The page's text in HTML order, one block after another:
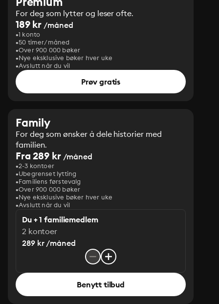
For deg som lytter og leser ofte.
189 kr /måned
1 konto
50 timer/måned
Over 900 000 bøker
Nye eksklusive bøker hver uke
Avslutt når du vil
Prøv gratis
Family
For deg som ønsker å dele historier med
familien.
Fra 289 kr/måned
2-3 kontoer
Ubegrenset lytting
Familiens førstevalg
Over 900 000 bøker
Nye eksklusive bøker hver uke
Avslutt når du vil
Du + 1 familiemedlem
2 kontoer
289 kr /måned
Benytt tilbud